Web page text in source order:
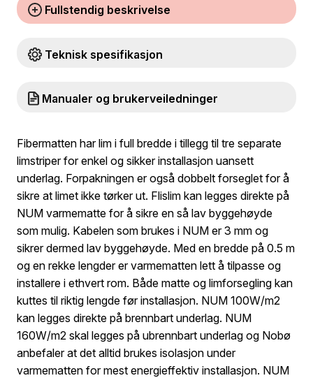
Fullstendig beskrivelse
Teknisk spesifikasjon
Manualer og brukerveiledninger
Fibermatten har lim i full bredde i tillegg til tre separate
limstriper for enkel og sikker installasjon uansett
underlag. Forpakningen er også dobbelt forseglet for å
sikre at limet ikke tørker ut. Flislim kan legges direkte på
NUM varmematte for å sikre en så lav byggehøyde
som mulig. Kabelen som brukes i NUM er 3 mm og
sikrer dermed lav byggehøyde. Med en bredde på 0.5 m
og en rekke lengder er varmematten lett å tilpasse og
installere i ethvert rom. Både matte og limforsegling kan
kuttes til riktig lengde før installasjon. NUM 100W/m2
kan legges direkte på brennbart underlag. NUM
160W/m2 skal legges på ubrennbart underlag og Nobø
anbefaler at det alltid brukes isolasjon under
varmematten for mest energieffektiv installasjon. NUM